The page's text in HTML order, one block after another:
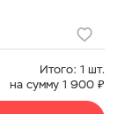
Итого: 1 шт.
на сумму 1 900 ₽